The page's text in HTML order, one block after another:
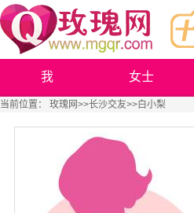
我 女士
当前位置： 玫瑰网>>长沙交友>>白小梨